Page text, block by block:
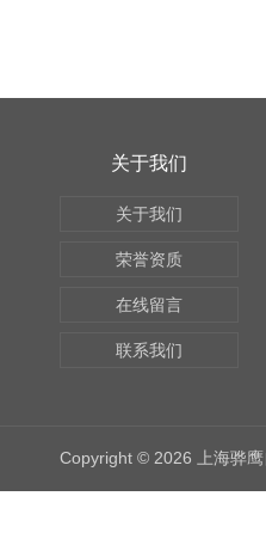
关于我们
关于我们
荣誉资质
在线留言
联系我们
Copyright © 2026 上海骅